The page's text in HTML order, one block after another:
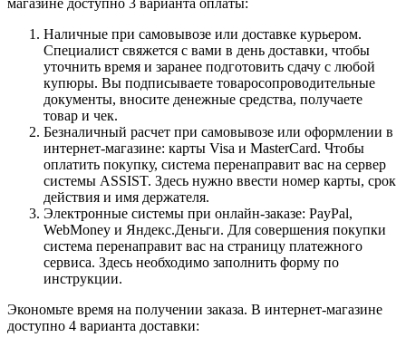
Наличные при самовывозе или доставке курьером.
Специалист свяжется с вами в день доставки, чтобы
уточнить время и заранее подготовить сдачу с любой
купюры. Вы подписываете товаросопроводительные
документы, вносите денежные средства, получаете
товар и чек.
Безналичный расчет при самовывозе или оформлении в
интернет-магазине: карты Visa и MasterCard. Чтобы
оплатить покупку, система перенаправит вас на сервер
системы ASSIST. Здесь нужно ввести номер карты, срок
действия и имя держателя.
Электронные системы при онлайн-заказе: PayPal,
WebMoney и Яндекс.Деньги. Для совершения покупки
система перенаправит вас на страницу платежного
сервиса. Здесь необходимо заполнить форму по
инструкции.
Экономьте время на получении заказа. В интернет-магазине
доступно 4 варианта доставки: